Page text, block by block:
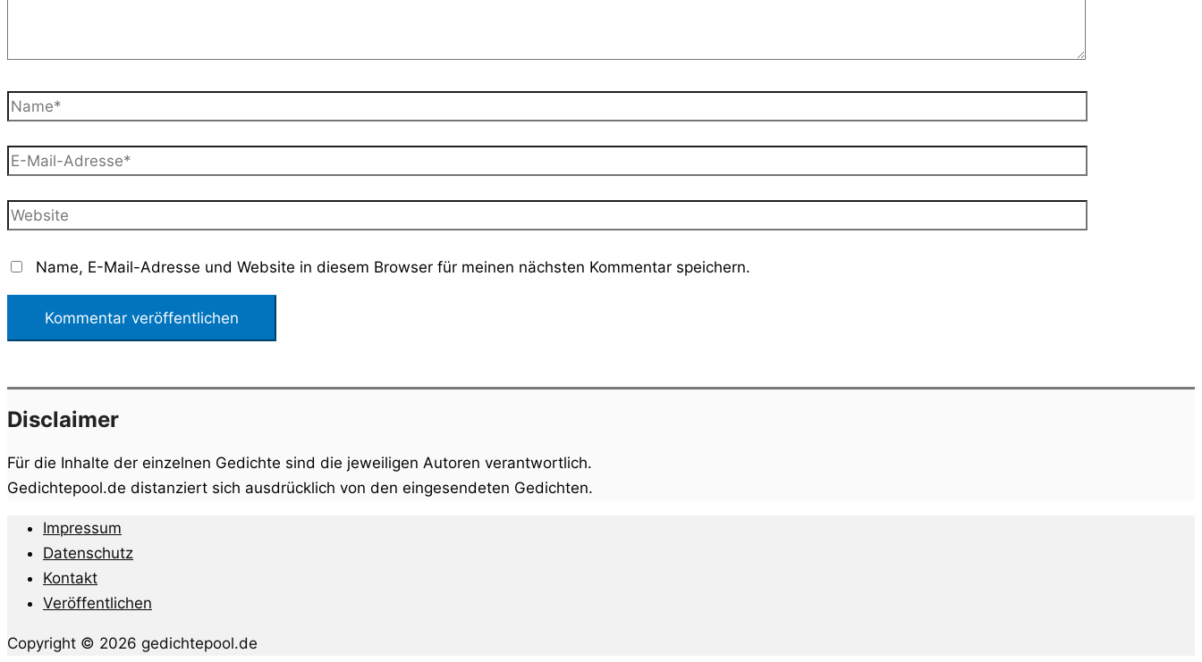
Name*
E-
Adresse*
Website
Name, E-Mail-Adresse und Website in diesem Browser für meinen nächsten Kommentar speichern.
Disclaimer
Für die Inhalte der einzelnen Gedichte sind die jeweiligen Autoren verantwortlich.
Gedichtepool.de distanziert sich ausdrücklich von den eingesendeten Gedichten.
Impressum
Datenschutz
Kontakt
Veröffentlichen
Copyright © 2026 gedichtepool.de